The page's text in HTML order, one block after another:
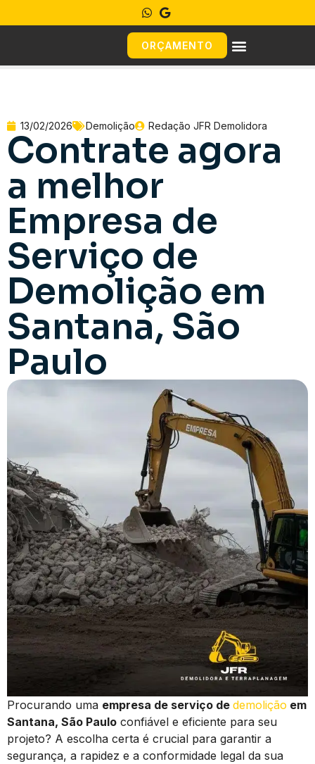
ORÇAMENTO
13/02/2026 Demolição Redação JFR Demolidora
Contrate agora
a melhor
Empresa de
Serviço de
Demolição em
Santana, São
Paulo
Procurando uma empresa de serviço de demolição em
Santana, São Paulo confiável e eficiente para seu
projeto? A escolha certa é crucial para garantir a
segurança, a rapidez e a conformidade legal da sua